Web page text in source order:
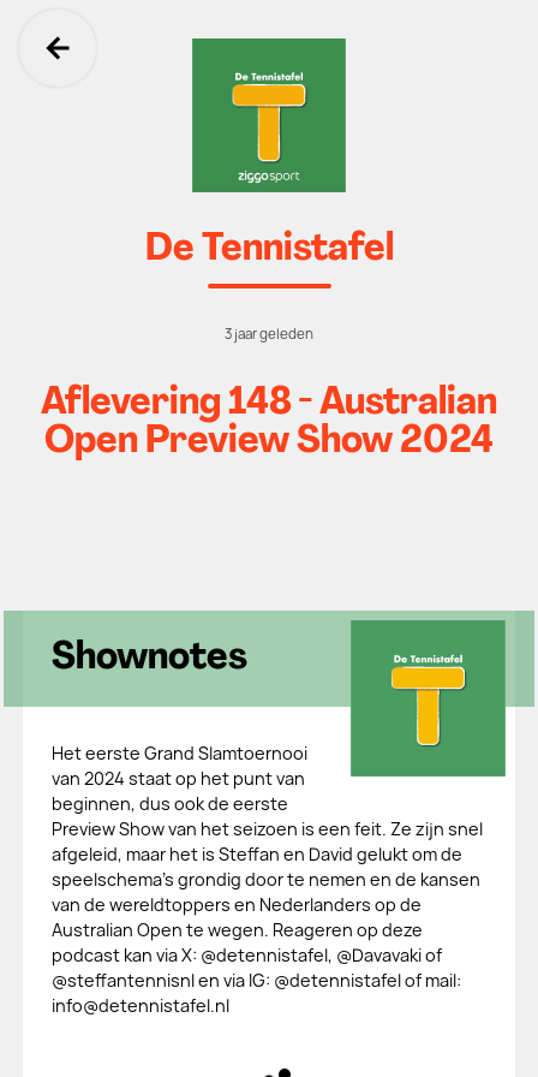
Ga terug
De Tennistafel
3 jaar geleden
Aflevering 148 - Australian
Open Preview Show 2024
Shownotes
Het eerste Grand Slamtoernooi
van 2024 staat op het punt van
beginnen, dus ook de eerste
Preview Show van het seizoen is een feit. Ze zijn snel
afgeleid, maar het is Steffan en David gelukt om de
speelschema's grondig door te nemen en de kansen
van de wereldtoppers en Nederlanders op de
Australian Open te wegen. Reageren op deze
podcast kan via X: @detennistafel, @Davavaki of
@steffantennisnl en via IG: @detennistafel of mail:
info@detennistafel.nl